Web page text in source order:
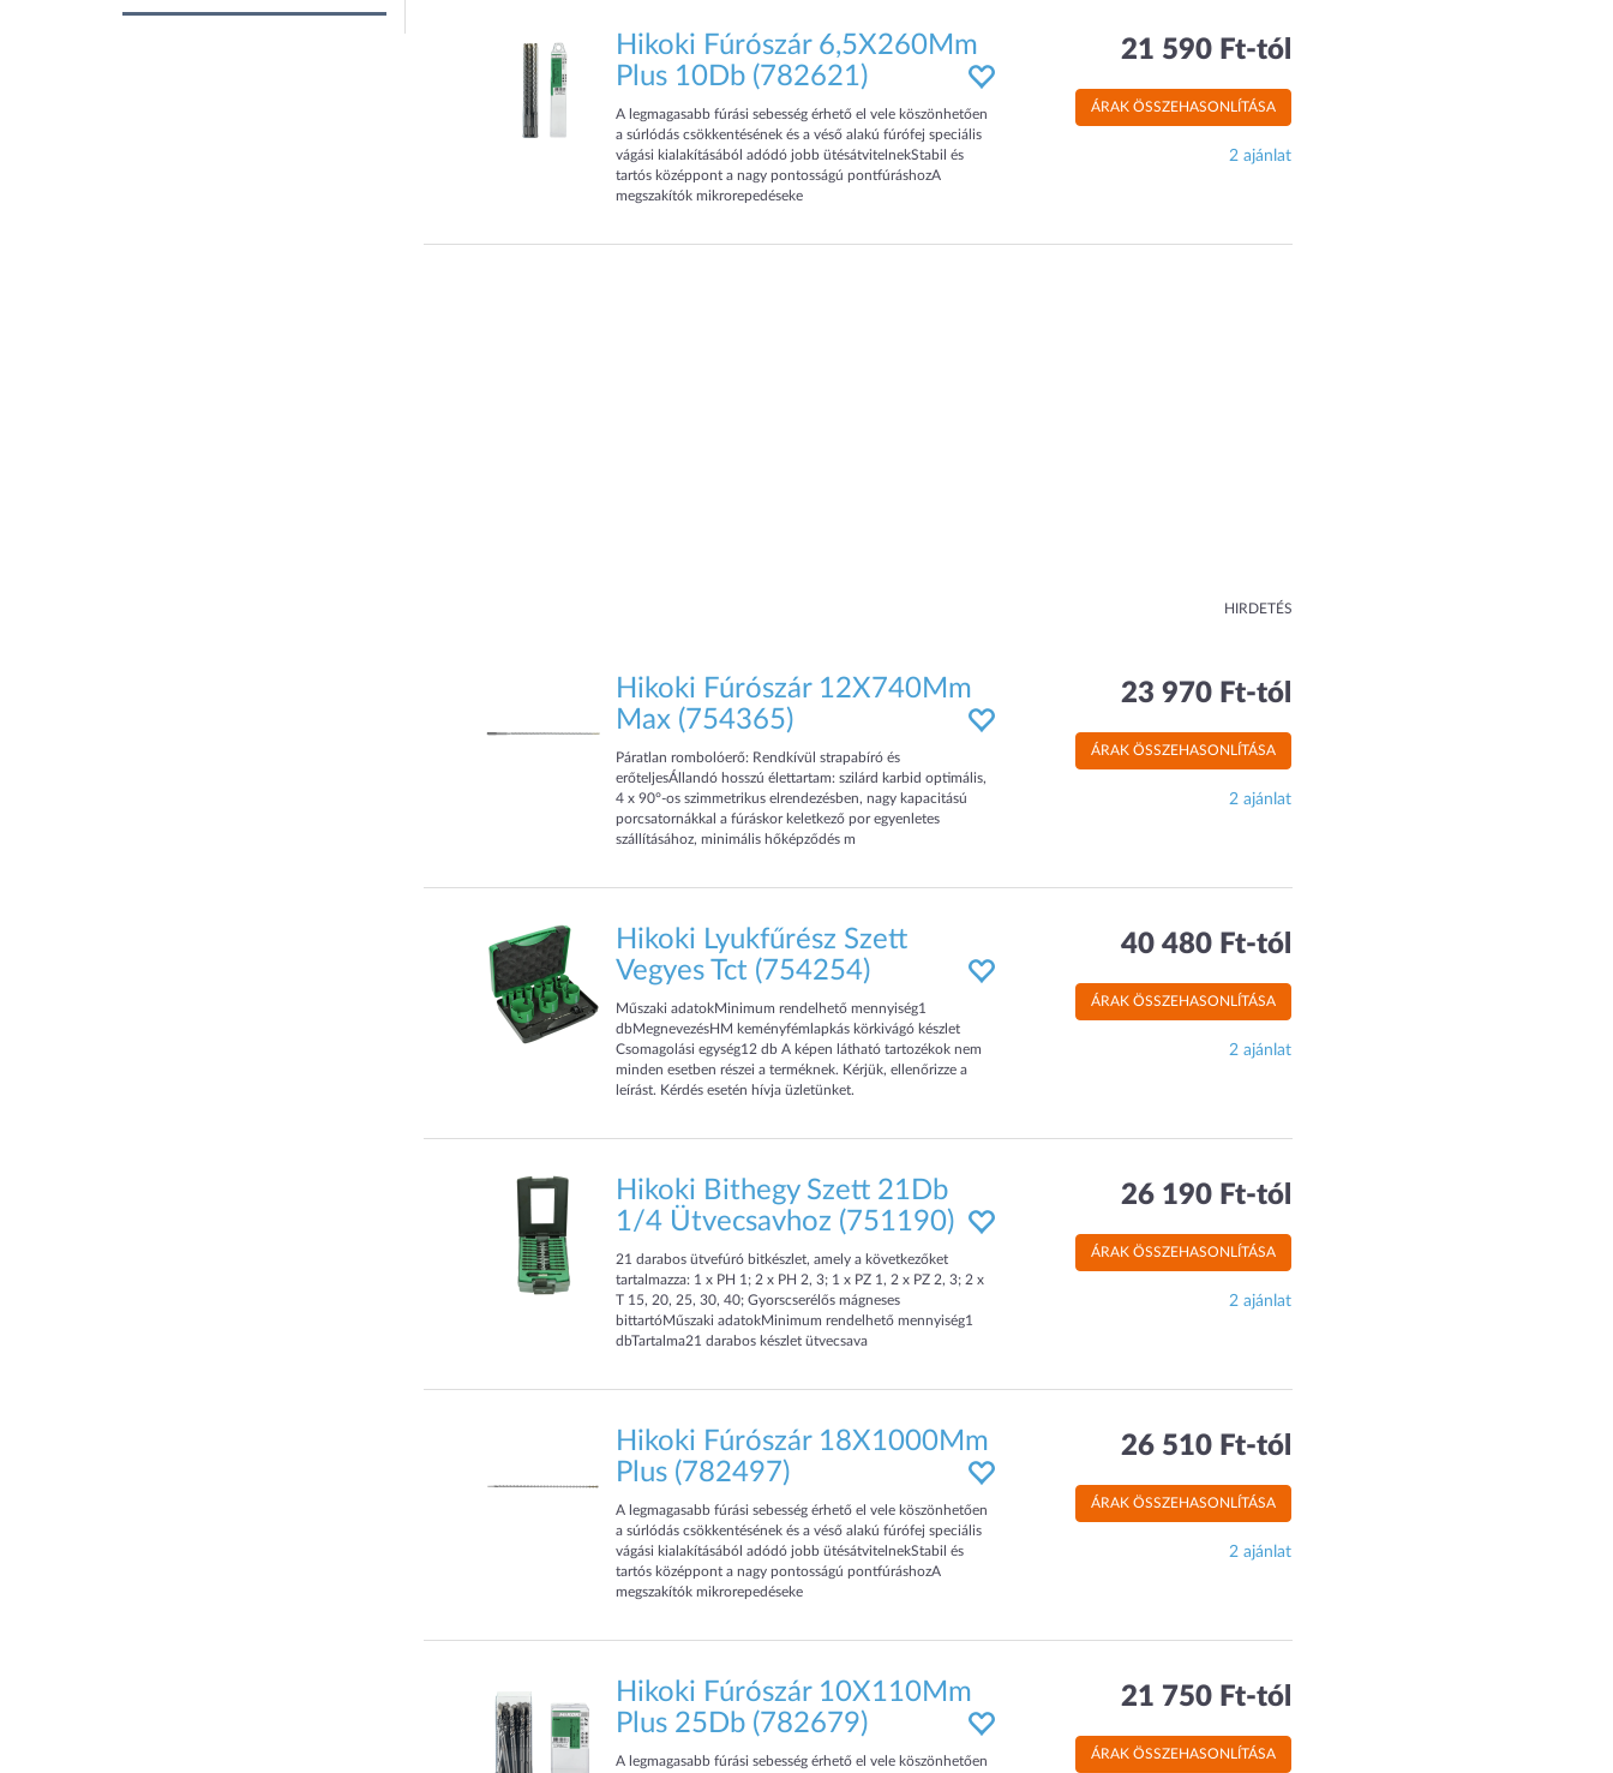
Hikoki Fúrószár 6,5X260Mm
Plus 10Db (782621)
A legmagasabb fúrási sebesség érhető el vele köszönhetően
a súrlódás csökkentésének és a véső alakú fúrófej speciális
vágási kialakításából adódó jobb ütésátvitelnekStabil és
tartós középpont a nagy pontosságú pontfúráshozA
megszakítók mikrorepedéseke
21 590 Ft-tól
ÁRAK ÖSSZEHASONLÍTÁSA
2 ajánlat
HIRDETÉS
Hikoki Fúrószár 12X740Mm
Max (754365)
Páratlan rombolóerő: Rendkívül strapabíró és
erőteljesÁllandó hosszú élettartam: szilárd karbid optimális,
4 x 90°-os szimmetrikus elrendezésben, nagy kapacitású
porcsatornákkal a fúráskor keletkező por egyenletes
szállításához, minimális hőképződés m
23 970 Ft-tól
ÁRAK ÖSSZEHASONLÍTÁSA
2 ajánlat
Hikoki Lyukfűrész Szett
Vegyes Tct (754254)
Műszaki adatokMinimum rendelhető mennyiség1
dbMegnevezésHM keményfémlapkás körkivágó készlet
Csomagolási egység12 db A képen látható tartozékok nem
minden esetben részei a terméknek. Kérjük, ellenőrizze a
leírást. Kérdés esetén hívja üzletünket.
40 480 Ft-tól
ÁRAK ÖSSZEHASONLÍTÁSA
2 ajánlat
Hikoki Bithegy Szett 21Db
1/4 Ütvecsavhoz (751190)
21 darabos ütvefúró bitkészlet, amely a következőket
tartalmazza: 1 x PH 1; 2 x PH 2, 3; 1 x PZ 1, 2 x PZ 2, 3; 2 x
T 15, 20, 25, 30, 40; Gyorscserélős mágneses
bittartóMűszaki adatokMinimum rendelhető mennyiség1
dbTartalma21 darabos készlet ütvecsava
26 190 Ft-tól
ÁRAK ÖSSZEHASONLÍTÁSA
2 ajánlat
Hikoki Fúrószár 18X1000Mm
Plus (782497)
A legmagasabb fúrási sebesség érhető el vele köszönhetően
a súrlódás csökkentésének és a véső alakú fúrófej speciális
vágási kialakításából adódó jobb ütésátvitelnekStabil és
tartós középpont a nagy pontosságú pontfúráshozA
megszakítók mikrorepedéseke
26 510 Ft-tól
ÁRAK ÖSSZEHASONLÍTÁSA
2 ajánlat
Hikoki Fúrószár 10X110Mm
Plus 25Db (782679)
A legmagasabb fúrási sebesség érhető el vele köszönhetően
21 750 Ft-tól
ÁRAK ÖSSZEHASONLÍTÁSA